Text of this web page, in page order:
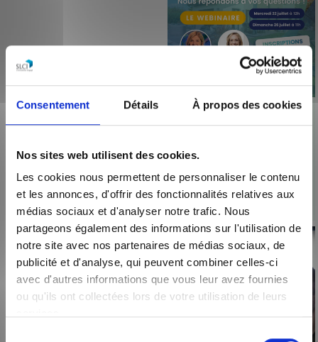
Consentement Détails À propos des cookies
Nos sites web utilisent des cookies.
Les cookies nous permettent de personnaliser le contenu
et les annonces, d'offrir des fonctionnalités relatives aux
médias sociaux et d'analyser notre trafic. Nous
partageons également des informations sur l'utilisation de
notre site avec nos partenaires de médias sociaux, de
publicité et d'analyse, qui peuvent combiner celles-ci
avec d'autres informations que vous leur avez fournies
ou qu'ils ont collectées lors de votre utilisation de leurs
gratuit pour réussir
votre projet